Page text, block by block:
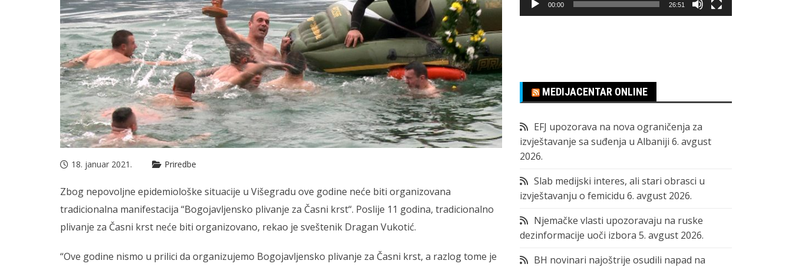
18. januar 2021. Priredbe
Zbog nepovoljne epidemiološke situacije u Višegradu ove godine neće biti organizovana
tradicionalna manifestacija “Bogojavljensko plivanje za Časni krst“. Poslije 11 godina, tradicionalno
plivanje za Časni krst neće biti organizovano, rekao je sveštenik Dragan Vukotić.
“Ove godine nismo u prilici da organizujemo Bogojavljensko plivanje za Časni krst, a razlog tome je
00:00 26:51
MEDIJACENTAR ONLINE
EFJ upozorava na nova ograničenja za
izvještavanje sa suđenja u Albaniji 6. avgust
2026.
Slab medijski interes, ali stari obrasci u
izvještavanju o femicidu 6. avgust 2026.
Njemačke vlasti upozoravaju na ruske
dezinformacije uoči izbora 5. avgust 2026.
BH novinari najoštrije osudili napad na